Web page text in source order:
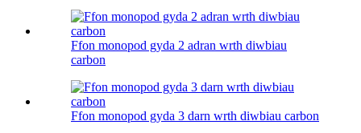
Ffon monopod gyda 2 adran wrth diwbiau
carbon
Ffon monopod gyda 3 darn wrth diwbiau carbon